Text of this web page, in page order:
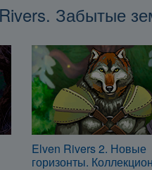
Забытые
Elven Rivers 2. Новые
горизонты.